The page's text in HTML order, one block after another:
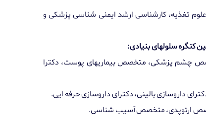
علوم تغذیه، کارشناسی ارشد ایمنی شناسی پزشکی و
کنگره سلولهای بنیادی:
چشم پزشکی، متخصص بیماریهای پوست، دکترا
داروسازی بالینی، دکترای داروسازی حرفه ایی.
ارتوپدی، متخصص آسیب شناسی.